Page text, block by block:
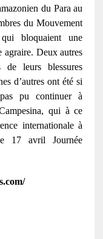
du Para au
du Mouvement
bloquaient une
agraire. Deux autres
de leurs blessures
d’autres ont été si
pas pu continuer à
qui à ce
internationale à
17 avril Journée